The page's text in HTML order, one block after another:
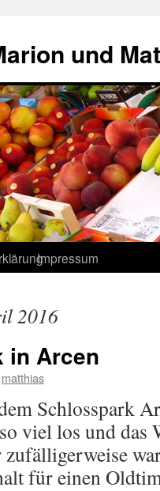
und
Impressum
2016
in Arcen
matthias
Schlosspark
viel los und das
für einen